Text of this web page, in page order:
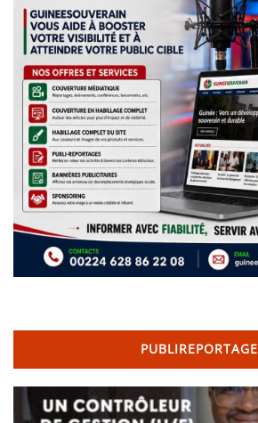
PUBLIREPORTAGE